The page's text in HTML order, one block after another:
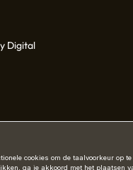
cookies om de taalvoorkeur op
ga je akkoord met het plaatsen
Digital